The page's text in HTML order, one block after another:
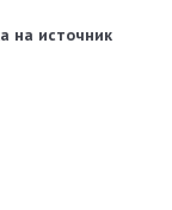
на источник